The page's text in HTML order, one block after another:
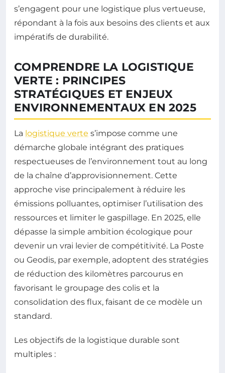
s’engagent pour une logistique plus vertueuse,
répondant à la fois aux besoins des clients et aux
impératifs de durabilité.
COMPRENDRE LA LOGISTIQUE
VERTE : PRINCIPES
STRATÉGIQUES ET ENJEUX
ENVIRONNEMENTAUX EN 2025
La logistique verte s’impose comme une
démarche globale intégrant des pratiques
respectueuses de l’environnement tout au long
de la chaîne d’approvisionnement. Cette
approche vise principalement à réduire les
émissions polluantes, optimiser l’utilisation des
ressources et limiter le gaspillage. En 2025, elle
dépasse la simple ambition écologique pour
devenir un vrai levier de compétitivité. La Poste
ou Geodis, par exemple, adoptent des stratégies
de réduction des kilomètres parcourus en
favorisant le groupage des colis et la
consolidation des flux, faisant de ce modèle un
standard.
Les objectifs de la logistique durable sont
multiples :